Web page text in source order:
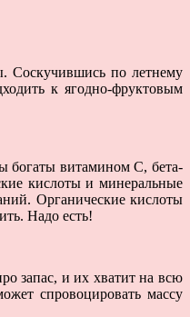
Соскучившись по летнему
к ягодно-фруктовым
богаты витамином С, бета-
кислоты и минеральные
Органические кислоты
Надо есть!
запас, и их хватит на всю
спровоцировать массу